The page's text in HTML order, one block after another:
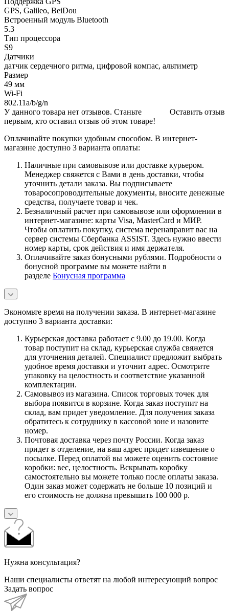
GPS, Galileo, BeiDou
Встроенный модуль Bluetooth
5.3
Тип процессора
S9
Датчики
датчик сердечного ритма, цифровой компас, альтиметр
Размер
49 мм
Wi-Fi
802.11a/b/g/n
Оставить отзыв
У данного товара нет отзывов. Станьте
первым, кто оставил отзыв об этом товаре!
Оплачивайте покупки удобным способом. В интернет-
магазине доступно 3 варианта оплаты:
Наличные при самовывозе или доставке курьером.
Менеджер свяжется с Вами в день доставки, чтобы
уточнить детали заказа. Вы подписываете
товаросопроводительные документы, вносите денежные
средства, получаете товар и чек.
Безналичный расчет при самовывозе или оформлении в
интернет-магазине: карты Visa, MasterCard и МИР.
Чтобы оплатить покупку, система перенаправит вас на
сервер системы Сбербанка ASSIST. Здесь нужно ввести
номер карты, срок действия и имя держателя.
Оплачивайте заказ бонусными рублями. Подробности о
бонусной программе вы можете найти в
разделе Бонусная программа
Экономьте время на получении заказа. В интернет-магазине
доступно 3 варианта доставки:
Курьерская доставка работает с 9.00 до 19.00. Когда
товар поступит на склад, курьерская служба свяжется
для уточнения деталей. Специалист предложит выбрать
удобное время доставки и уточнит адрес. Осмотрите
упаковку на целостность и соответствие указанной
комплектации.
Самовывоз из магазина. Список торговых точек для
выбора появится в корзине. Когда заказ поступит на
склад, вам придет уведомление. Для получения заказа
обратитесь к сотруднику в кассовой зоне и назовите
номер.
Почтовая доставка через почту России. Когда заказ
придет в отделение, на ваш адрес придет извещение о
посылке. Перед оплатой вы можете оценить состояние
коробки: вес, целостность. Вскрывать коробку
самостоятельно вы можете только после оплаты заказа.
Один заказ может содержать не больше 10 позиций и
его стоимость не должна превышать 100 000 р.
Нужна консультация?
Наши специалисты ответят на любой интересующий вопрос
Задать вопрос